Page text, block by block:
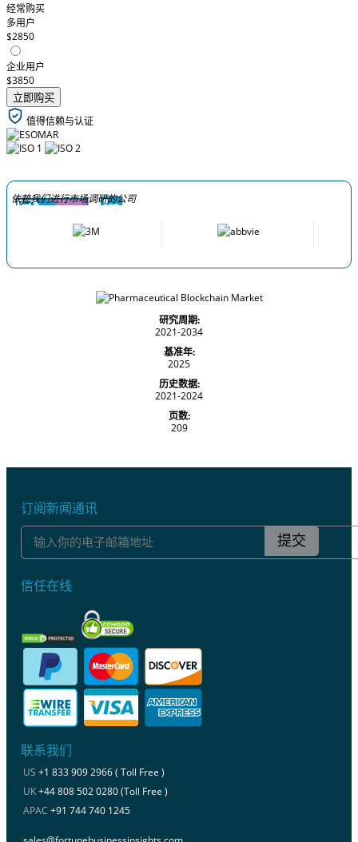
经常购买
多用户
$2850
企业用户
$3850
立即购买
值得信赖与认证
依赖我们进行市场调研的公司
研究周期:
2021-2034
基准年:
2025
历史数据:
2021-2024
页数:
209
订阅新闻通讯
提交
信任在线
联系我们
US +1 833 909 2966 ( Toll Free )
UK+44 808 502 0280 (Toll Free )
APAC +91 744 740 1245